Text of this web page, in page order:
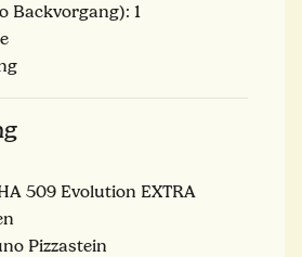
Backvorgang): 1
509 Evolution EXTRA
Pizzastein